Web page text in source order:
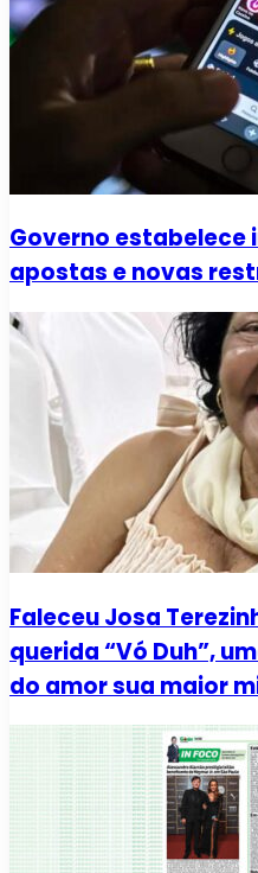
Governo estabelece
apostas e novas
Faleceu Josa
querida “Vó Duh”,
do amor sua maior